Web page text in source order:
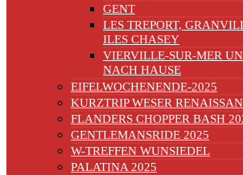
GENT
LES TREPORT,
ILES CHASEY
VIERVILLE-SUR-MER
NACH HAUSE
EIFELWOCHENENDE-2025
KURZTRIP WESER
FLANDERS CHOPPER BASH
GENTLEMANSRIDE 2025
W-TREFFEN WUNSIEDEL
PALATINA 2025